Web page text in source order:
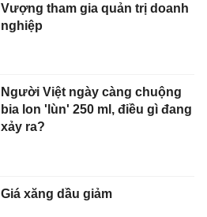
Vượng tham gia quản trị doanh
nghiệp
Người Việt ngày càng chuộng
bia lon 'lùn' 250 ml, điều gì đang
xảy ra?
Giá xăng dầu giảm